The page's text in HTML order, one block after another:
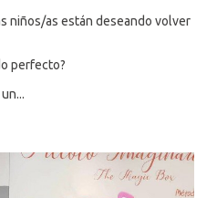
niños/as están deseando volver
perfecto?